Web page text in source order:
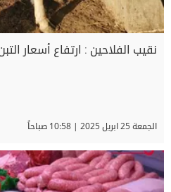
نقيب الفلاحين : ارتفاع أسعار
الجمعة 25 ابريل 2025 | 10:58 صباحاً